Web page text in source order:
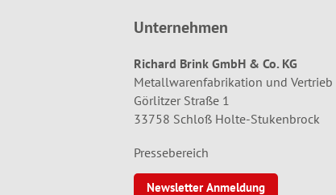
Unternehmen
Richard Brink GmbH & Co. KG
Metallwarenfabrikation und Vertrieb
Görlitzer Straße 1
33758 Schloß Holte-Stukenbrock
Pressebereich
Newsletter Anmeldung